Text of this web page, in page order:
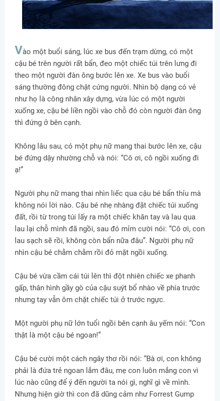
Vào một buổi sáng, lúc xe bus đến trạm dừng, có một
cậu bé trên người rất bẩn, đeo một chiếc túi trên lưng đi
theo một người đàn ông bước lên xe. Xe bus vào buổi
sáng thường đông chật cứng người. Nhìn bộ dạng có vẻ
như họ là công nhân xây dựng, vừa lúc có một người
xuống xe, cậu bé liền ngồi vào chỗ đó còn người đàn ông
thì đứng ở bên cạnh.
Không lâu sau, có một phụ nữ mang thai bước lên xe, cậu
bé đứng dậy nhường chỗ và nói: “Cô ơi, cô ngồi xuống đi
ạ!”
Người phụ nữ mang thai nhìn liếc qua cậu bé bẩn thỉu mà
không nói lời nào. Cậu bé nhẹ nhàng đặt chiếc túi xuống
đất, rồi từ trong túi lấy ra một chiếc khăn tay và lau qua
lau lại chỗ mình đã ngồi, sau đó mỉm cười nói: “Cô ơi, con
lau sạch sẽ rồi, không còn bẩn nữa đâu”. Người phụ nữ
nhìn cậu bé chằm chằm rồi đỏ mặt ngồi xuống.
Cậu bé vừa cầm cái túi lên thì đột nhiên chiếc xe phanh
gấp, thân hình gầy gò của cậu suýt bổ nhào về phía trước
nhưng tay vẫn ôm chặt chiếc túi ở trước ngực.
Một người phụ nữ lớn tuổi ngồi bên cạnh âu yếm nói: “Con
thật là một cậu bé ngoan!”
Cậu bé cười một cách ngây thơ rồi nói: “Bà ơi, con không
phải là đứa trẻ ngoan lắm đâu, mẹ con luôn mắng con vì
lúc nào cũng để ý đến người ta nói gì, nghĩ gì về mình.
Nhưng hiện giờ thì con đã dũng cảm như Forrest Gump